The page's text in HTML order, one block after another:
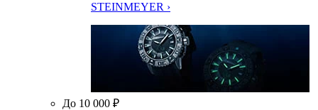
STEINMEYER ›
До 10 000 ₽